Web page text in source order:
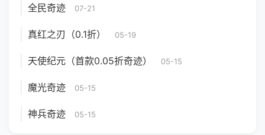
全民奇迹 07-21
真红之刃（0.1折） 05-19
天使纪元（首款0.05折奇迹） 05-15
魔光奇迹 05-15
神兵奇迹 05-15